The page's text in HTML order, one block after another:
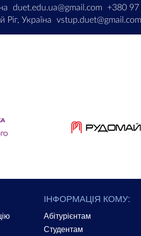
duet.edu.ua@gmail.com
+380
Ріг, Україна vstup.duet@gmail.com
ІНФОРМАЦІЯ КОМУ:
Абітурієнтам
Студентам